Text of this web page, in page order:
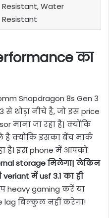
Resistant, Water
Resistant
का
Snapdragon 8s Gen 3
से थोड़ा नीचे है, जो इस price
माना जा रहा है| क्योंकि
है क्योंकि इसका बेंच मार्क
है। इस phone में आपको
storage मिलेगा| लेकिन
veriant में usf 3.1 का ही
heavy gaming करें या
lag बिल्कुल नहीं करेगा!